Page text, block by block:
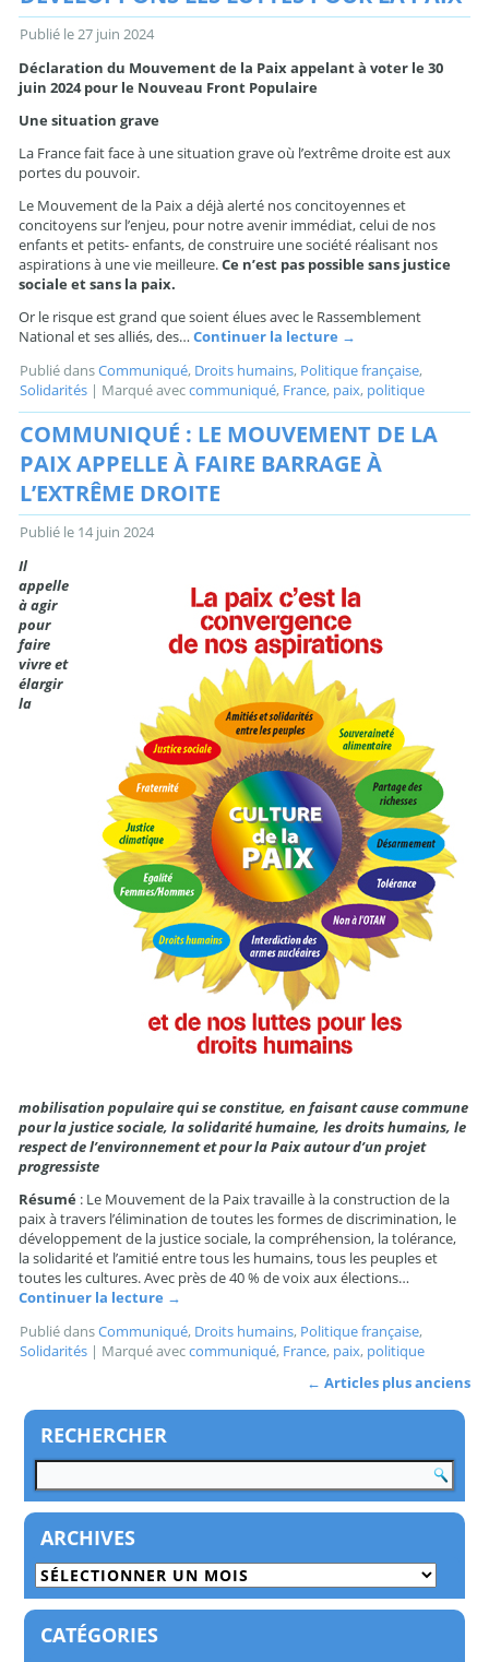
Publié le 27 juin 2024
Déclaration du Mouvement de la Paix appelant à voter le 30
juin 2024 pour le Nouveau Front Populaire
Une situation grave
La France fait face à une situation grave où l’extrême droite est aux
portes du pouvoir.
Le Mouvement de la Paix a déjà alerté nos concitoyennes et
concitoyens sur l’enjeu, pour notre avenir immédiat, celui de nos
enfants et petits- enfants, de construire une société réalisant nos
aspirations à une vie meilleure.Ce n’est pas possible sans justice
sociale et sans la paix.
Or le risque est grand que soient élues avec le Rassemblement
National et ses alliés, des…Continuer la lecture →
Publié dansCommuniqué, Droits humains, Politique française,
Solidarités | Marqué aveccommuniqué, France, paix, politique
COMMUNIQUÉ : LE MOUVEMENT DE LA
PAIX APPELLE À FAIRE BARRAGE À
L’EXTRÊME DROITE
Publié le 14 juin 2024
Il
appelle
à agir
pour
faire
vivre et
élargir
la
mobilisation populaire qui se constitue, en faisant cause commune
pour la justice sociale, la solidarité humaine, les droits humains, le
respect de l’environnement et pour la Paix autour d’un projet
progressiste
Résumé : Le Mouvement de la Paix travaille à la construction de la
paix à travers l’élimination de toutes les formes de discrimination, le
développement de la justice sociale, la compréhension, la tolérance,
la solidarité et l’amitié entre tous les humains, tous les peuples et
toutes les cultures. Avec près de 40 % de voix aux élections…
Continuer la lecture →
Publié dansCommuniqué, Droits humains, Politique française,
Solidarités | Marqué aveccommuniqué, France, paix, politique
← Articles plus anciens
RECHERCHER
ARCHIVES
Archives
CATÉGORIES